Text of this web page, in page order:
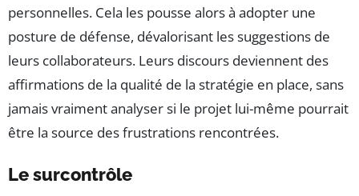
personnelles. Cela les pousse alors à adopter une
posture de défense, dévalorisant les suggestions de
leurs collaborateurs. Leurs discours deviennent des
affirmations de la qualité de la stratégie en place, sans
jamais vraiment analyser si le projet lui-même pourrait
être la source des frustrations rencontrées.
Le surcontrôle